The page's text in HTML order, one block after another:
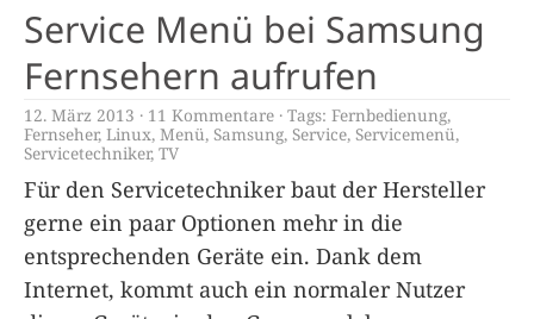
Service Menü bei Samsung
Fernsehern aufrufen
12. März 2013 11 Kommentare Tags: Fernbedienung,
Fernseher, Linux, Menü, Samsung, Service, Servicemenü,
Servicetechniker, TV
Für den Servicetechniker baut der Hersteller
gerne ein paar Optionen mehr in die
entsprechenden Geräte ein. Dank dem
Internet, kommt auch ein normaler Nutzer